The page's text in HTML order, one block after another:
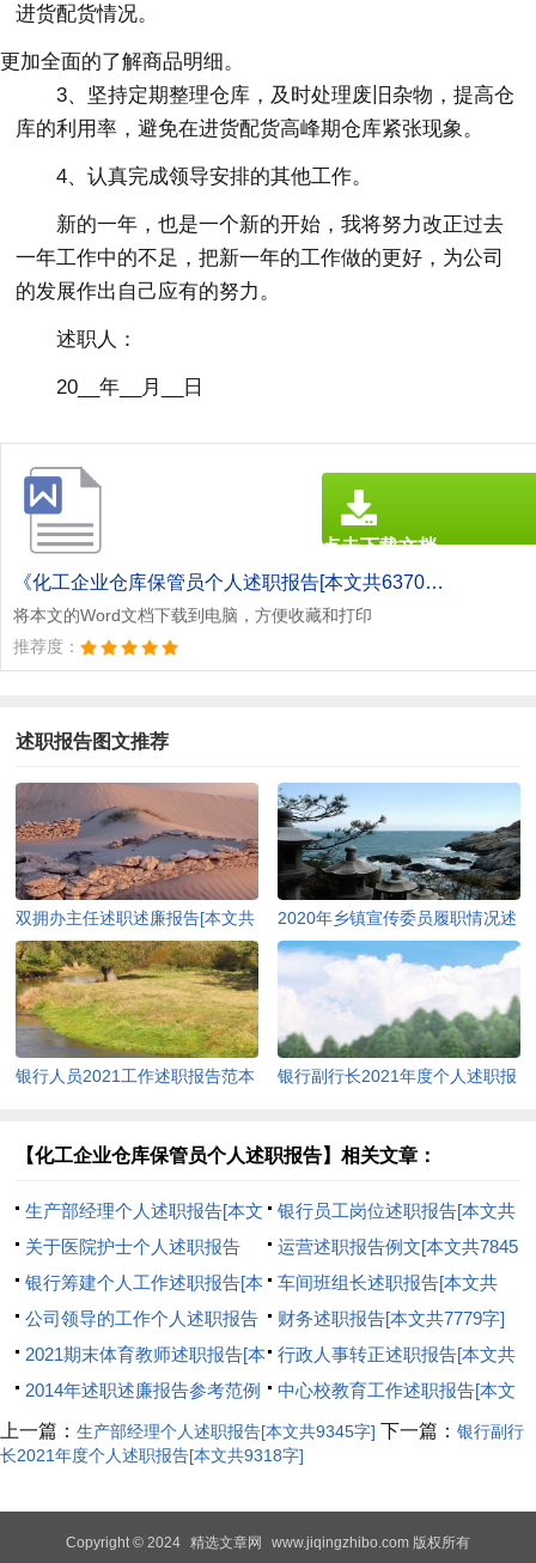
进货配货情况。
更加全面的了解商品明细。
3、坚持定期整理仓库，及时处理废旧杂物，提高仓
库的利用率，避免在进货配货高峰期仓库紧张现象。
4、认真完成领导安排的其他工作。
新的一年，也是一个新的开始，我将努力改正过去
一年工作中的不足，把新一年的工作做的更好，为公司
的发展作出自己应有的努力。
述职人：
20__年__月__日
《化工企业仓库保管员个人述职报告[本文共6370字].doc》
将本文的Word文档下载到电脑，方便收藏和打印
推荐度：
点击下载文档
文档为doc格式
述职报告图文推荐
双拥办主任述职述廉报告[本文共
2095字]
2020年乡镇宣传委员履职情况述
职报告[本文共2268字]
银行人员2021工作述职报告范本
银行副行长2021年度个人述职报
【化工企业仓库保管员个人述职报告】相关文章：
生产部经理个人述职报告[本文
共9345字]
银行员工岗位述职报告[本文共
6830字]
关于医院护士个人述职报告
【多篇】[本文共5771字]
运营述职报告例文[本文共7845
字]
银行筹建个人工作述职报告[本
文共1578字]
车间班组长述职报告[本文共
8908字]
公司领导的工作个人述职报告
[本文共8649字]
财务述职报告[本文共7779字]
2021期末体育教师述职报告[本
文共6416字]
行政人事转正述职报告[本文共
6628字]
2014年述职述廉报告参考范例
[本文共18045字]
中心校教育工作述职报告[本文
共5949字]
上一篇： 生产部经理个人述职报告[本文共9345字] 下一篇： 银行副行
长2021年度个人述职报告[本文共9318字]
Copyright © 2024 精选文章网 www.jiqingzhibo.com 版权所有